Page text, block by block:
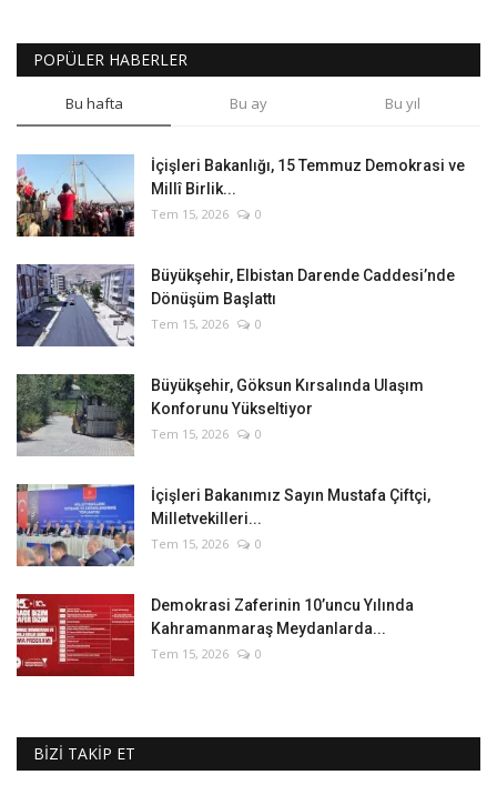
POPÜLER HABERLER
Bu hafta Bu ay Bu yıl
İçişleri Bakanlığı, 15 Temmuz Demokrasi ve
Millî Birlik...
Tem 15, 2026 0
Büyükşehir, Elbistan Darende Caddesi’nde
Dönüşüm Başlattı
Tem 15, 2026 0
Büyükşehir, Göksun Kırsalında Ulaşım
Konforunu Yükseltiyor
Tem 15, 2026 0
İçişleri Bakanımız Sayın Mustafa Çiftçi,
Milletvekilleri...
Tem 15, 2026 0
Demokrasi Zaferinin 10’uncu Yılında
Kahramanmaraş Meydanlarda...
Tem 15, 2026 0
BİZİ TAKİP ET